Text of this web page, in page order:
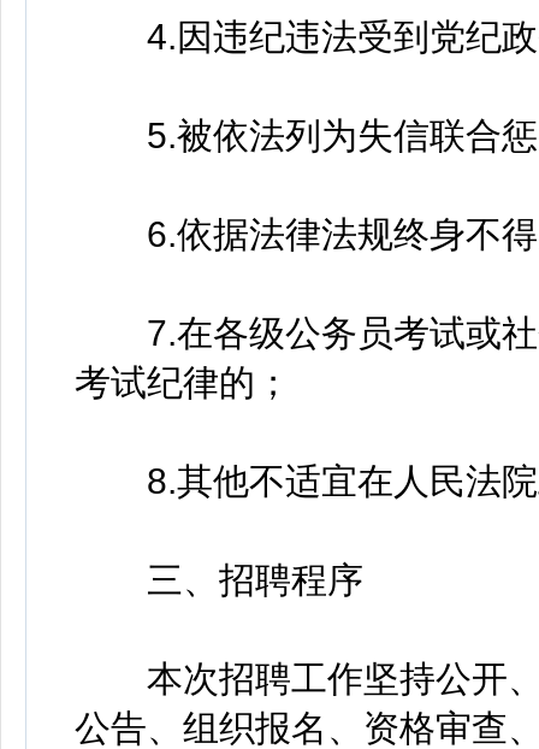
4.因违纪违法受到党纪政
5.被依法列为失信联合惩
6.依据法律法规终身不得
7.在各级公务员考试或社
考试纪律的；
8.其他不适宜在人民法院
三、招聘程序
本次招聘工作坚持公开、
公告、组织报名、资格审查